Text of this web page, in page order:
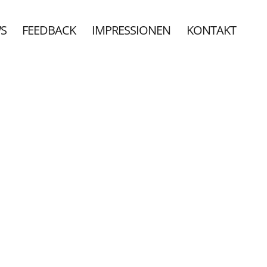
FEEDBACK IMPRESSIONEN KONTAKT